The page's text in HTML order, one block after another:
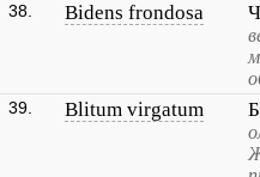
38. Bidens frondosa
39. Blitum virgatum